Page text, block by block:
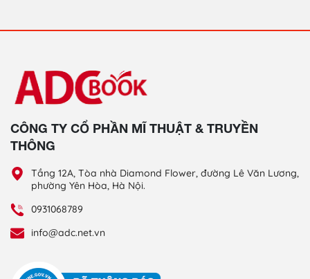
CÔNG TY CỔ PHẦN MĨ THUẬT & TRUYỀN
THÔNG
Tầng 12A, Tòa nhà Diamond Flower, đường Lê Văn Lương,
phường Yên Hòa, Hà Nội.
0931068789
info@adc.net.vn